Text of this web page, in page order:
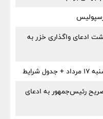
ادعای واگذاری خزر به
رئیس‌جمهور به ادعای